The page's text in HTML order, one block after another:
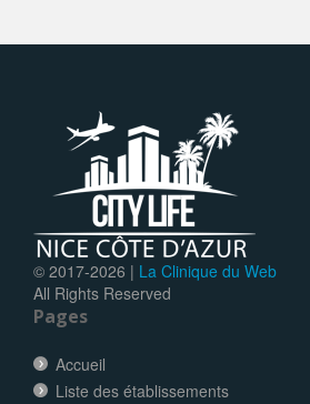
© 2017-2026 | La Clinique du Web
All Rights Reserved
Pages
Accueil
Liste des établissements